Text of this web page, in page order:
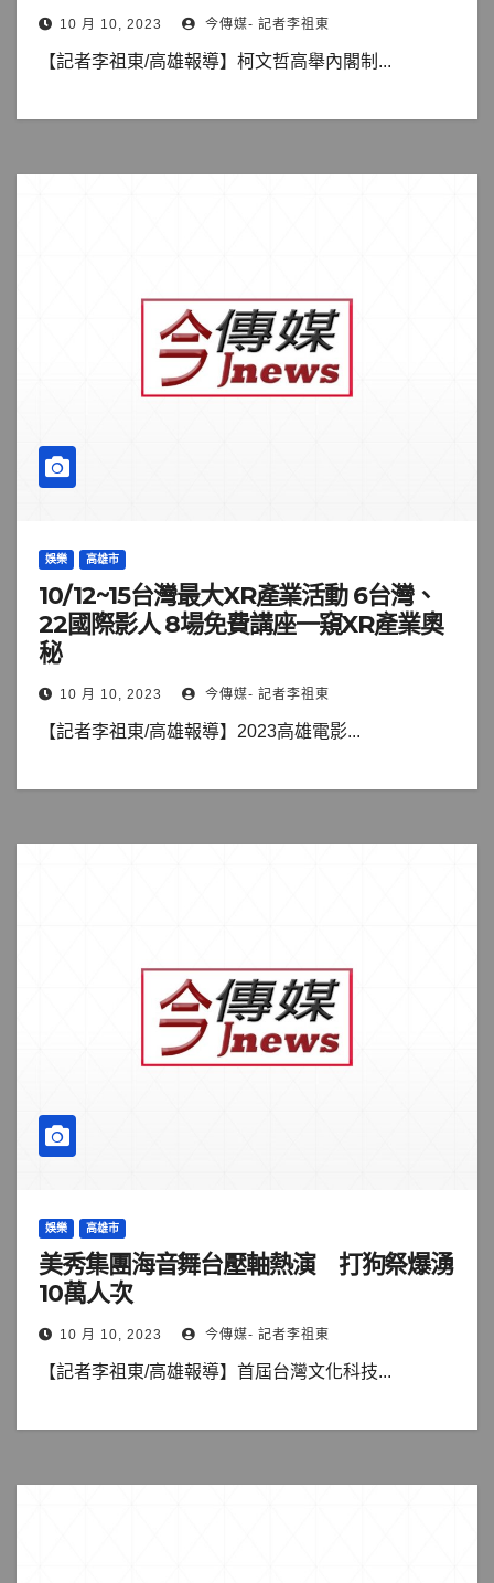
10 月 10, 2023 今傳媒- 記者李祖東
【記者李祖東/高雄報導】柯文哲高舉內閣制...
娛樂 高雄市
10/12~15台灣最大XR產業活動 6台灣、
22國際影人 8場免費講座一窺XR產業奧
秘
10 月 10, 2023 今傳媒- 記者李祖東
【記者李祖東/高雄報導】2023高雄電影...
娛樂 高雄市
美秀集團海音舞台壓軸熱演 打狗祭爆湧
10萬人次
10 月 10, 2023 今傳媒- 記者李祖東
【記者李祖東/高雄報導】首屆台灣文化科技...